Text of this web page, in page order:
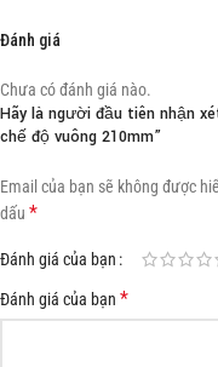
Đánh giá
Chưa có đánh giá nào.
Hãy là người đầu tiên nhận
chế độ vuông 210mm”
Email của bạn sẽ không được
dấu *
Đánh giá của bạn
Đánh giá của bạn *